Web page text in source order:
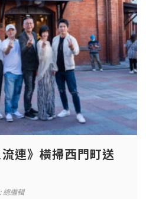
連》橫掃西門町送
總編輯